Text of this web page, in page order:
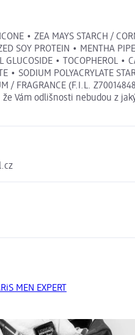
• ZEA MAYS STARCH /
SOY PROTEIN • MENTHA
• TOCOPHEROL •
• SODIUM POLYACRYLATE
/ FRAGRANCE (F.I.L.
Vám odlišnosti nebudou z
MEN EXPERT